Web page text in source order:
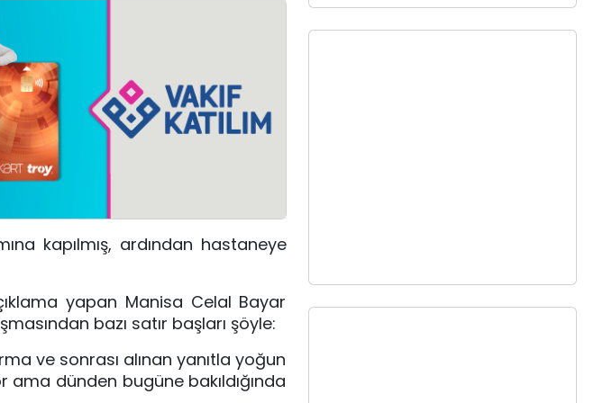
kapılmış, ardından hastaneye
yapan Manisa Celal Bayar
bazı satır başları şöyle:
ve sonrası alınan yanıtla yoğun
dünden bugüne bakıldığında